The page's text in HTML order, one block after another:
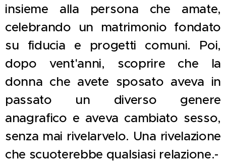
insieme alla persona che amate,
celebrando un matrimonio fondato
su fiducia e progetti comuni. Poi,
dopo vent'anni, scoprire che la
donna che avete sposato aveva in
passato un diverso genere
anagrafico e aveva cambiato sesso,
senza mai rivelarvelo. Una rivelazione
che scuoterebbe qualsiasi relazione.-